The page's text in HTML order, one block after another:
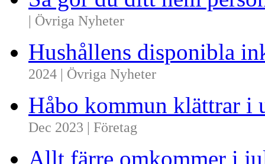
| Övriga Nyheter
Hushållens disponibla
2024 | Övriga Nyheter
Håbo kommun klättrar i
Dec 2023 | Företag
Allt färre omkommer i